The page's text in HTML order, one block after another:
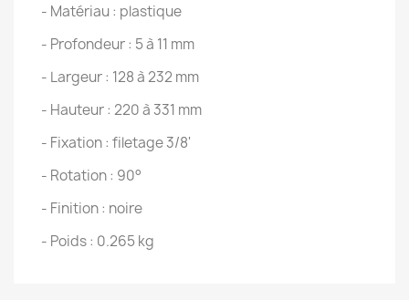
- Matériau : plastique
- Profondeur : 5 à 11 mm
- Largeur : 128 à 232 mm
- Hauteur : 220 à 331 mm
- Fixation : filetage 3/8'
- Rotation : 90°
- Finition : noire
- Poids : 0.265 kg